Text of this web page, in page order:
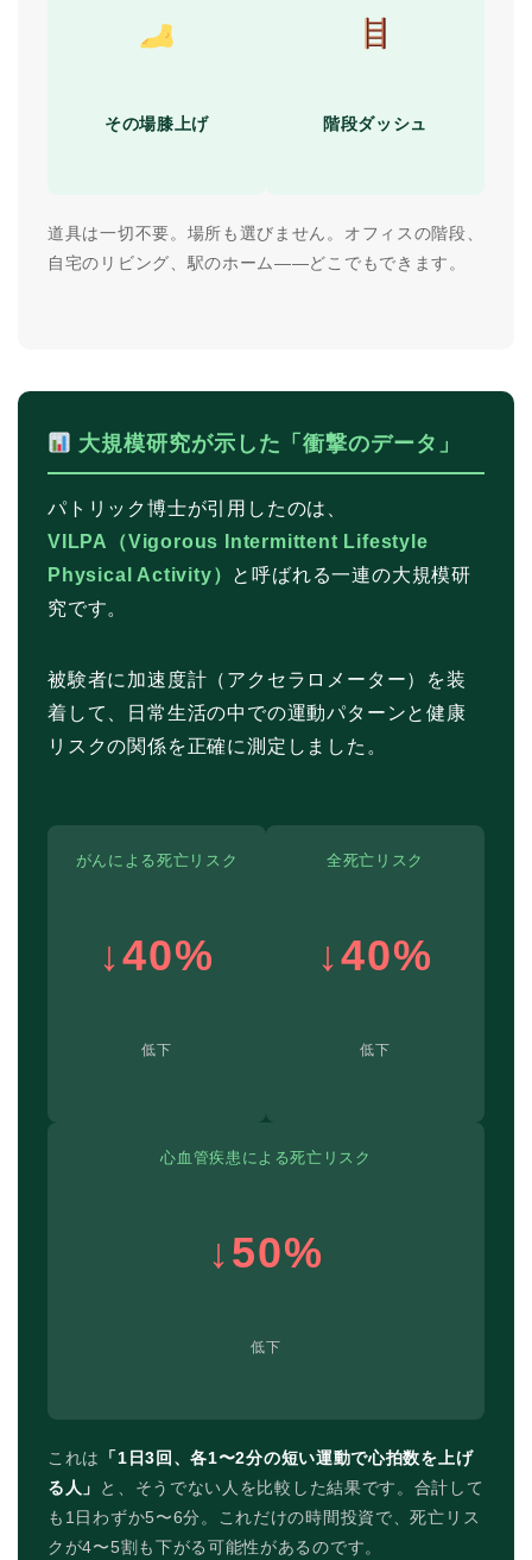
その場膝上げ 階段ダッシュ
道具は一切不要。場所も選びません。オフィスの階段、
自宅のリビング、駅のホーム――どこでもできます。
大規模研究が示した「衝撃のデータ」
パトリック博士が引用したのは、
VILPA（Vigorous Intermittent Lifestyle
Physical Activity） と呼ばれる一連の大規模研
究です。
被験者に加速度計（アクセラロメーター）を装
着して、日常生活の中での運動パターンと健康
リスクの関係を正確に測定しました。
がんによる死亡リスク
↓40%
低下
全死亡リスク
↓40%
低下
心血管疾患による死亡リスク
↓50%
低下
これは
「1日3回、各1〜2分の短い運動で心拍数を上げ
る人」
と、そうでない人を比較した結果です。合計して
も1日わずか5〜6分。これだけの時間投資で、死亡リス
クが4〜5割も下がる可能性があるのです。